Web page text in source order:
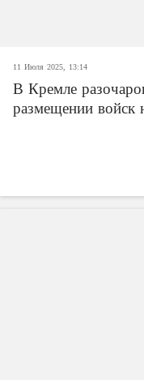
11 Июля 2025, 13:14
В Кремле
размещении войск